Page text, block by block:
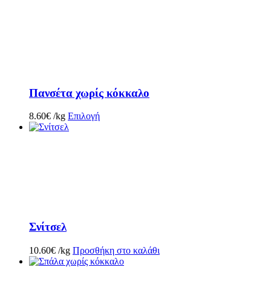
Πανσέτα χωρίς κόκκαλο
8.60€ /kg Επιλογή
Σνίτσελ
10.60€ /kg Προσθήκη στο καλάθι